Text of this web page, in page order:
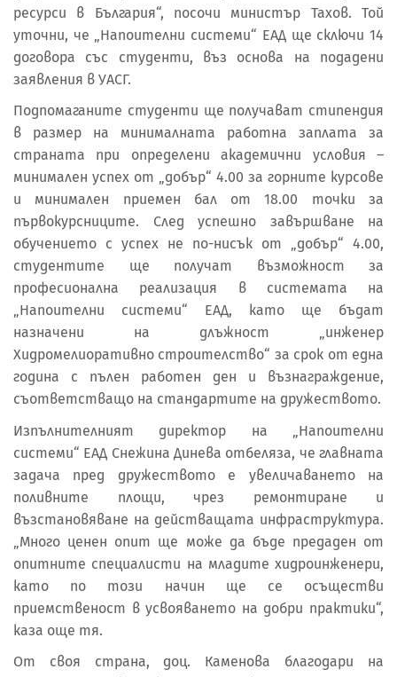
ресурси в България“, посочи министър Тахов. Той
уточни, че „Напоителни системи“ ЕАД ще сключи 14
договора със студенти, въз основа на подадени
заявления в УАСГ.
Подпомаганите студенти ще получават стипендия
в размер на минималната работна заплата за
страната при определени академични условия –
минимален успех от „добър“ 4.00 за горните курсове
и минимален приемен бал от 18.00 точки за
първокурсниците. След успешно завършване на
обучението с успех не по-нисък от „добър“ 4.00,
студентите ще получат възможност за
професионална реализация в системата на
„Напоителни системи“ ЕАД, като ще бъдат
назначени на длъжност „инженер
Хидромелиоративно строителство“ за срок от една
година с пълен работен ден и възнаграждение,
съответстващо на стандартите на дружеството.
Изпълнителният директор на „Напоителни
системи“ ЕАД Снежина Динева отбеляза, че главната
задача пред дружеството е увеличаването на
поливните площи, чрез ремонтиране и
възстановяване на действащата инфраструктура.
„Много ценен опит ще може да бъде предаден от
опитните специалисти на младите хидроинженери,
като по този начин ще се осъществи
приемственост в усвояването на добри практики“,
каза още тя.
От своя страна, доц. Каменова благодари на